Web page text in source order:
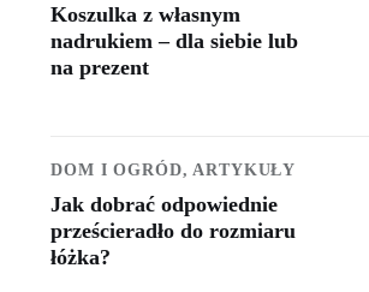
Koszulka z własnym
nadrukiem – dla siebie lub
na prezent
DOM I OGRÓD, ARTYKUŁY
Jak dobrać odpowiednie
prześcieradło do rozmiaru
łóżka?